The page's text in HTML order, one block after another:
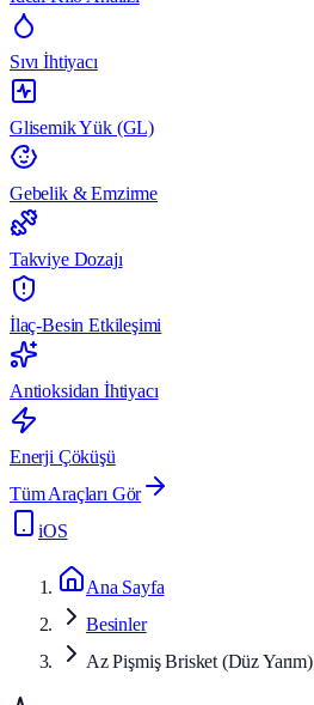
Sıvı İhtiyacı
Glisemik Yük (GL)
Gebelik & Emzirme
Takviye Dozajı
İlaç-Besin Etkileşimi
Antioksidan İhtiyacı
Enerji Çöküşü
Tüm Araçları Gör
iOS
Ana Sayfa
Besinler
Az Pişmiş Brisket (Düz Yarım)